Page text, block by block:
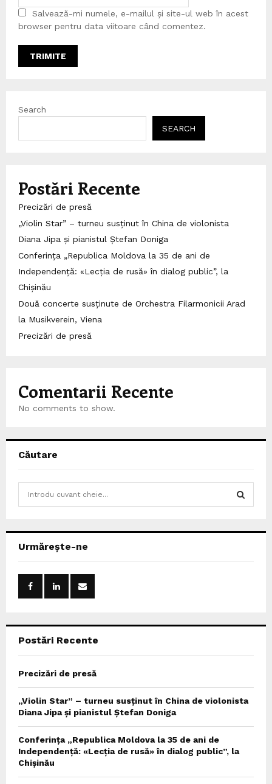
Salvează-mi numele, e-mailul și site-ul web în acest
browser pentru data viitoare când comentez.
Search
SEARCH
Postări Recente
Precizări de presă
„Violin Star” – turneu susținut în China de violonista
Diana Jipa și pianistul Ștefan Doniga
Conferința „Republica Moldova la 35 de ani de
Independență: «Lecția de rusă» în dialog public”, la
Chișinău
Două concerte susținute de Orchestra Filarmonicii Arad
la Musikverein, Viena
Precizări de presă
Comentarii Recente
No comments to show.
Căutare
h
o
Urmărește-ne
Postări Recente
Precizări de presă
„Violin Star” – turneu susținut în China de violonista
Diana Jipa și pianistul Ștefan Doniga
Conferința „Republica Moldova la 35 de ani de
Independență: «Lecția de rusă» în dialog public”, la
Chișinău